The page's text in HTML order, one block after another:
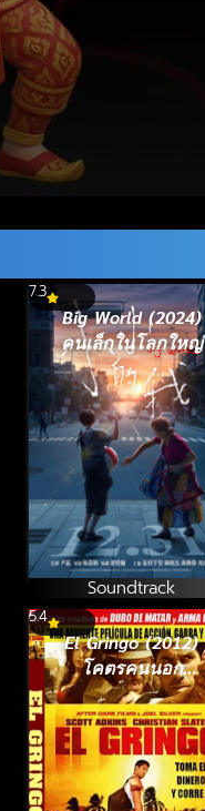
7.3
Big World (2024)
คนเล็กในโลกใหญ่
Soundtrack
5.4
El Gringo (2012)
โคตรคนนอก
กฎหมาย